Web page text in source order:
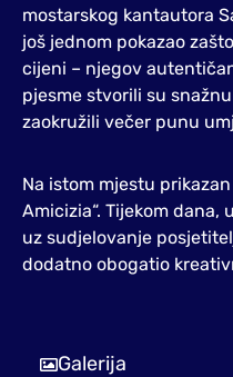
mostarskog kantautora
još jednom pokazao
cijeni – njegov
pjesme stvorili su
zaokružili večer punu
Na istom mjestu
Amicizia“. Tijekom dana,
uz sudjelovanje
dodatno obogatio
Galerija